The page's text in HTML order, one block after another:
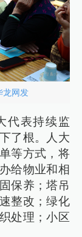
龙网发
代表持续监
了根。人大
等方式，将
给物业和相
保养；塔吊
整改；绿化
处理；小区